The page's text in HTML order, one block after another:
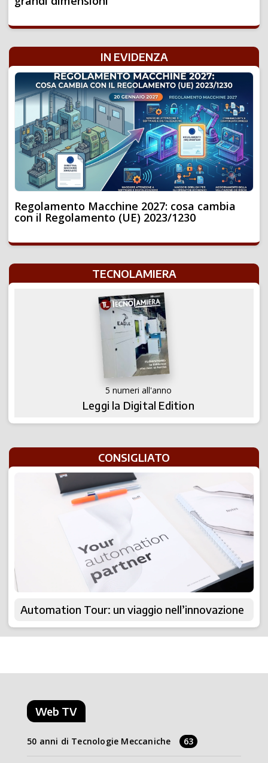
IN EVIDENZA
Regolamento Macchine 2027: cosa cambia
con il Regolamento (UE) 2023/1230
TECNOLAMIERA
5 numeri all'anno
Leggi la Digital Edition
CONSIGLIATO
Automation Tour: un viaggio nell’innovazione
Web TV
50 anni di Tecnologie Meccaniche 63